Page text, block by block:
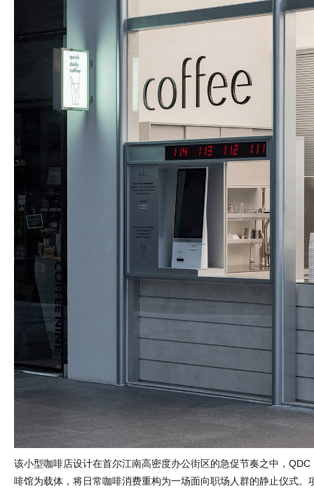
该小型咖啡店设计在首尔江南高密度办公街区的急促节奏之中，
啡馆为载体，将日常咖啡消费重构为一场面向职场人群的静止仪式。